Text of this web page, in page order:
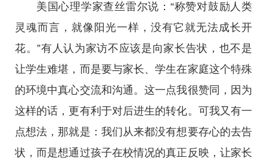
美国心理学家查丝雷尔说：“称赞对鼓励人类
灵魂而言，就像阳光一样，没有它就无法成长开
花。”有人认为家访不应该是向家长告状，也不是
让学生难堪，而是要与家长、学生在家庭这个特殊
的环境中真心交流和沟通。这一点我很赞同，因为
这样的话，更有利于对后进生的转化。可我又有一
点想法，那就是：我们从来都没有想要存心的去告
状，而是想通过孩子在校情况的真正反映，让家长